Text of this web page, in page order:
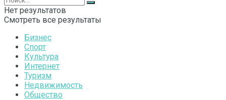
Нет результатов
Смотреть все результаты
Бизнес
Спорт
Культура
Интернет
Туризм
Недвижимость
Общество